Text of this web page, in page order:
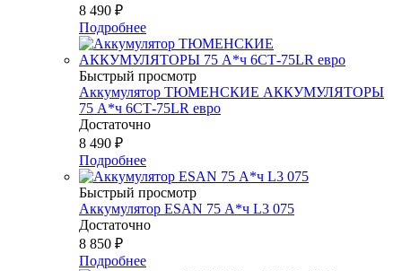
8 490 ₽
Подробнее
Быстрый просмотр
Аккумулятор ТЮМЕНСКИЕ АККУМУЛЯТОРЫ
75 А*ч 6СТ-75LR евро
Достаточно
8 490 ₽
Подробнее
Быстрый просмотр
Аккумулятор ESAN 75 А*ч L3 075
Достаточно
8 850 ₽
Подробнее